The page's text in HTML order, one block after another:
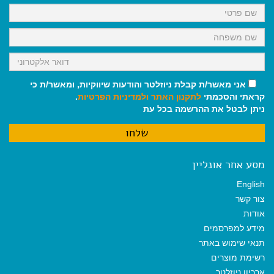
k
p
m
אני מאשר/ת קבלת ניוזלטר והודעות שיווקיות, ומאשר/ת כי
קראתי והסכמתי לתקנון האתר ולמדיניות הפרטיות.
ניתן לבטל את ההרשמה בכל עת
מסע אחר אונליין
English
צור קשר
אודות
מידע למפרסמים
תנאי שימוש באתר
רשימת מוצרים